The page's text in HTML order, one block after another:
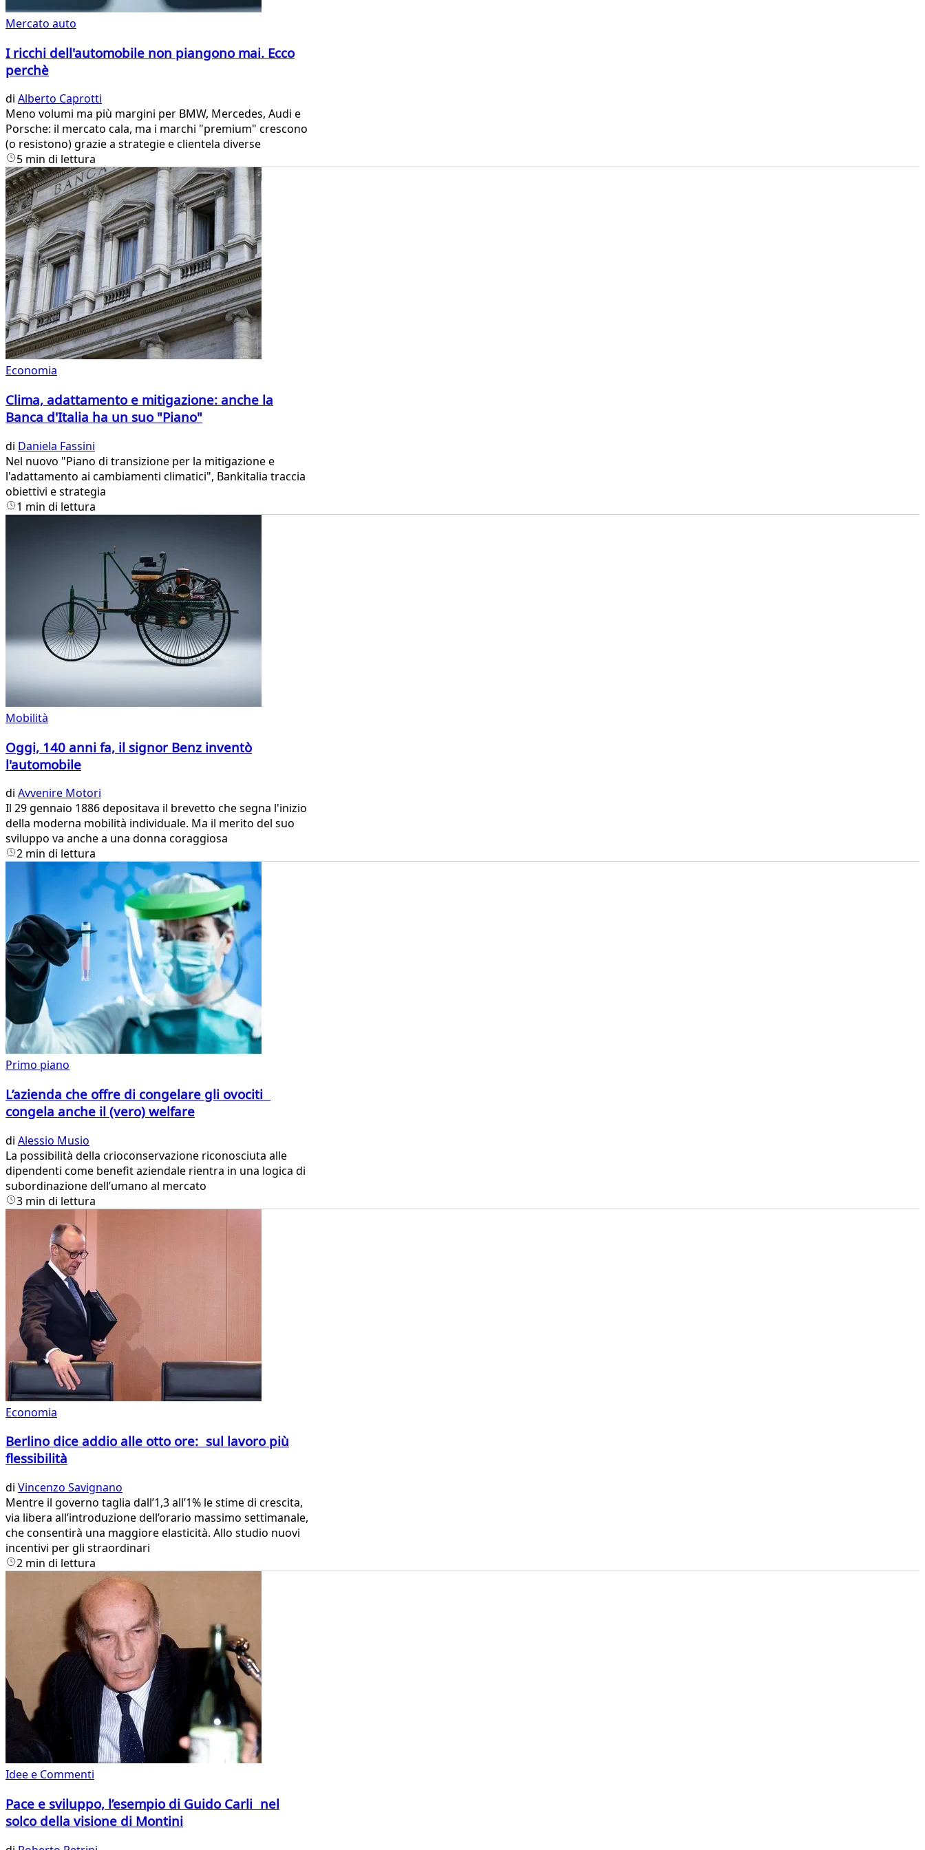
Mercato auto
I ricchi dell'automobile non piangono mai. Ecco
perchè
di Alberto Caprotti
Meno volumi ma più margini per BMW, Mercedes, Audi e
Porsche: il mercato cala, ma i marchi "premium" crescono
(o resistono) grazie a strategie e clientela diverse
5 min di lettura
Economia
Clima, adattamento e mitigazione: anche la
Banca d'Italia ha un suo "Piano"
di Daniela Fassini
Nel nuovo "Piano di transizione per la mitigazione e
l'adattamento ai cambiamenti climatici", Bankitalia traccia
obiettivi e strategia
1 min di lettura
Mobilità
Oggi, 140 anni fa, il signor Benz inventò
l'automobile
di Avvenire Motori
Il 29 gennaio 1886 depositava il brevetto che segna l'inizio
della moderna mobilità individuale. Ma il merito del suo
sviluppo va anche a una donna coraggiosa
2 min di lettura
Primo piano
L’azienda che offre di congelare gli ovociti
congela anche il (vero) welfare
di Alessio Musio
La possibilità della crioconservazione riconosciuta alle
dipendenti come benefit aziendale rientra in una logica di
subordinazione dell’umano al mercato
3 min di lettura
Economia
Berlino dice addio alle otto ore: sul lavoro più
flessibilità
di Vincenzo Savignano
Mentre il governo taglia dall’1,3 all’1% le stime di crescita,
via libera all’introduzione dell’orario massimo settimanale,
che consentirà una maggiore elasticità. Allo studio nuovi
incentivi per gli straordinari
2 min di lettura
Idee e Commenti
Pace e sviluppo, l’esempio di Guido Carli nel
solco della visione di Montini